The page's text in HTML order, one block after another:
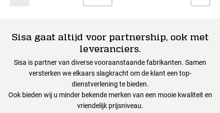
Sisa gaat altijd voor partnership, ook met
leveranciers.
Sisa is partner van diverse vooraanstaande fabrikanten. Samen
versterken we elkaars slagkracht om de klant een top-
dienstverlening te bieden.
Ook bieden wij u minder bekende merken van een mooie kwaliteit en
vriendelijk prijsniveau.